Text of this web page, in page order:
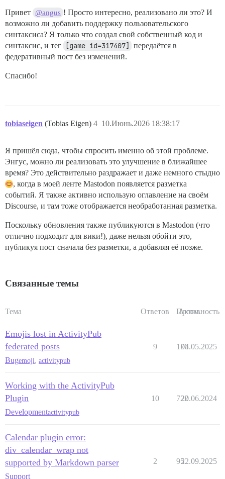
Привет @angus ! Просто интересно, реализовано ли это? И
возможно ли добавить поддержку пользовательского
синтаксиса? Я только что создал свой собственный код и
синтаксис, и тег
[game id=317407]
передаётся в
федеративный пост без изменений.
Спасибо!
tobiaseigen (Tobias Eigen) 10.Июнь.2026 18:38:17
4
Я пришёл сюда, чтобы спросить именно об этой проблеме.
Энгус, можно ли реализовать это улучшение в ближайшее
время? Это действительно раздражает и даже немного стыдно
, когда в моей ленте Mastodon появляется разметка
событий. Я также активно использую оглавление на своём
Discourse, и там тоже отображается необработанная разметка.
Поскольку обновления также публикуются в Mastodon (что
отлично подходит для вики!), даже нельзя обойти это,
публикуя пост сначала без разметки, а добавляя её позже.
Связанные темы
Тема Ответов Просм.
Активность
Emojis lost in ActivityPub
federated posts
Bugemoji activitypub
9 176
04.05.2025
Working with the ActivityPub
Plugin
Developmentactivitypub
10 722
20.06.2024
Calendar plugin error:
div_calendar_wrap not
supported by Markdown parser
Support
2 9522.09.2025